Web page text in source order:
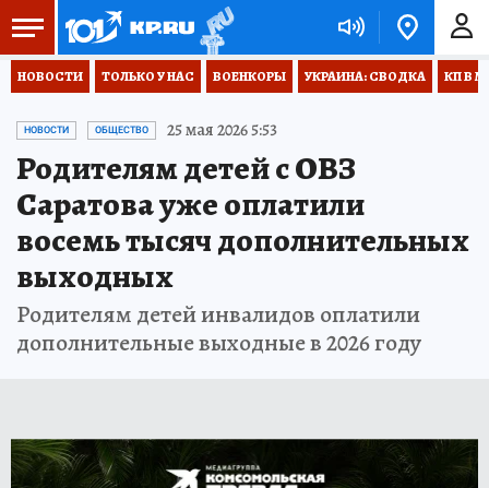
НОВОСТИ ТОЛЬКО У НАС ВОЕНКОРЫ УКРАИНА: СВОДКА КП В
НОВОСТИ ОБЩЕСТВО 25 мая 2026 5:53
Родителям детей с ОВЗ
Саратова уже оплатили
восемь тысяч дополнительных
выходных
Родителям детей инвалидов оплатили
дополнительные выходные в 2026 году